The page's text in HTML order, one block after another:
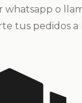
o
tus pedidos a